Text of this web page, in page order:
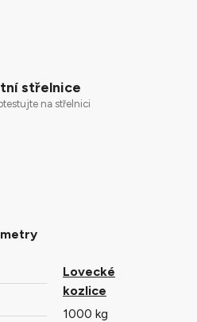
střelnice
na střelnici
Lovecké
kozlice
1000 kg